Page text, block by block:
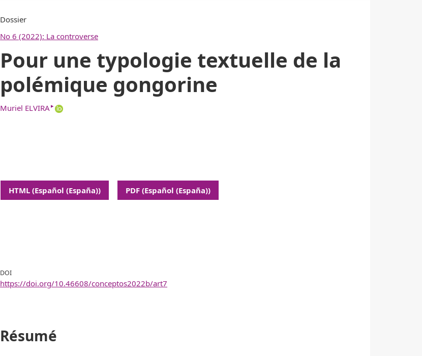
Dossier
No 6 (2022): La controverse
Pour une typologie textuelle de la
polémique gongorine
Muriel ELVIRA ▸
HTML (Español (España)) PDF (Español (España))
DOI
https://doi.org/10.46608/conceptos2022b/art7
Résumé